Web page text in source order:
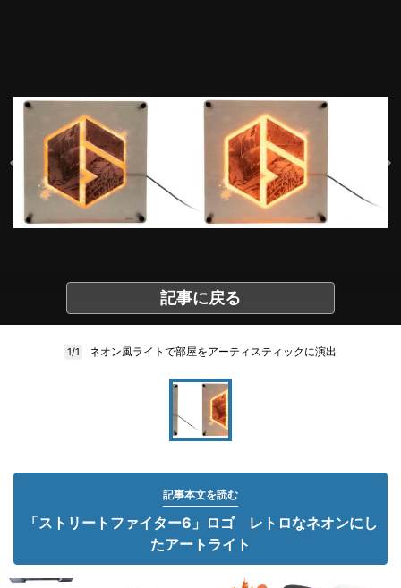
記事に戻る
1/1 ネオン風ライトで部屋をアーティスティックに演出
記事本文を読む
「ストリートファイター6」ロゴ レトロなネオンにし
たアートライト